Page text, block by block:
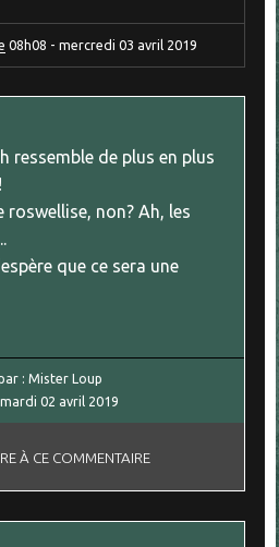
08h08 -mercredi 03 avril 2019
ressemble de plus en plus
roswellise, non? Ah, les
que ce sera une
:Mister Loup
mardi 02 avril 2019
À CE COMMENTAIRE